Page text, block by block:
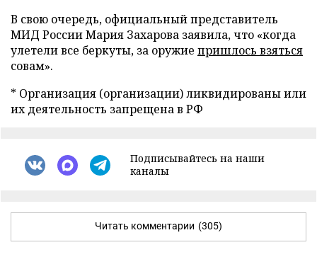
В свою очередь, официальный представитель
МИД России Мария Захарова заявила, что «когда
улетели все беркуты, за оружие пришлось взяться
совам».
* Организация (организации) ликвидированы или
их деятельность запрещена в РФ
Подписывайтесь на наши
каналы
Читать комментарии (305)